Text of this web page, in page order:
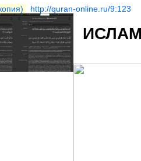
http://quran-online.ru/9:123